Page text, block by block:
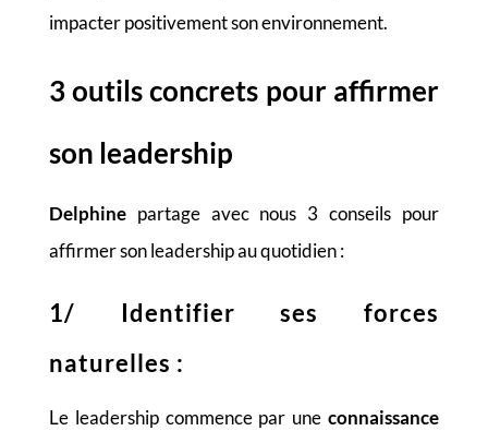
impacter positivement son environnement.
3 outils concrets pour affirmer
son leadership
Delphinepartage avec nous 3 conseils pour
affirmer son leadership au quotidien :
1/ Identifier ses forces
naturelles :
Le leadership commence par uneconnaissance